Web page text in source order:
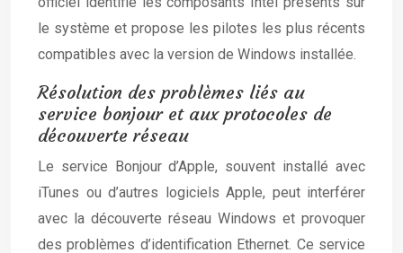
le système et propose les pilotes les plus récents
compatibles avec la version de Windows installée.
Résolution des problèmes liés au
service bonjour et aux protocoles de
découverte réseau
Le service Bonjour d’Apple, souvent installé avec
iTunes ou d’autres logiciels Apple, peut interférer
avec la découverte réseau Windows et provoquer
des problèmes d’identification Ethernet. Ce service